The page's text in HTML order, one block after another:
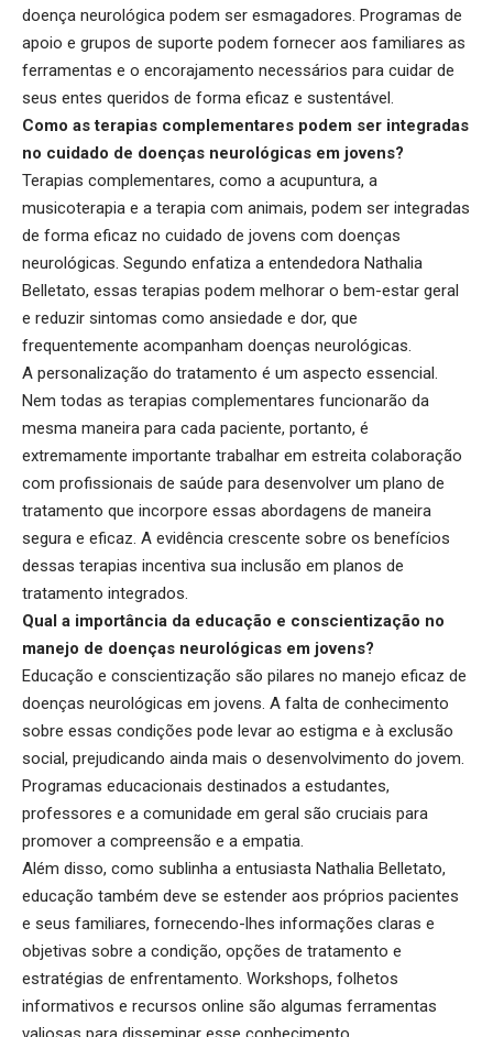
doença neurológica podem ser esmagadores. Programas de
apoio e grupos de suporte podem fornecer aos familiares as
ferramentas e o encorajamento necessários para cuidar de
seus entes queridos de forma eficaz e sustentável.
Como as terapias complementares podem ser integradas
no cuidado de doenças neurológicas em jovens?
Terapias complementares, como a acupuntura, a
musicoterapia e a terapia com animais, podem ser integradas
de forma eficaz no cuidado de jovens com doenças
neurológicas. Segundo enfatiza a entendedora Nathalia
Belletato, essas terapias podem melhorar o bem-estar geral
e reduzir sintomas como ansiedade e dor, que
frequentemente acompanham doenças neurológicas.
A personalização do tratamento é um aspecto essencial.
Nem todas as terapias complementares funcionarão da
mesma maneira para cada paciente, portanto, é
extremamente importante trabalhar em estreita colaboração
com profissionais de saúde para desenvolver um plano de
tratamento que incorpore essas abordagens de maneira
segura e eficaz. A evidência crescente sobre os benefícios
dessas terapias incentiva sua inclusão em planos de
tratamento integrados.
Qual a importância da educação e conscientização no
manejo de doenças neurológicas em jovens?
Educação e conscientização são pilares no manejo eficaz de
doenças neurológicas em jovens. A falta de conhecimento
sobre essas condições pode levar ao estigma e à exclusão
social, prejudicando ainda mais o desenvolvimento do jovem.
Programas educacionais destinados a estudantes,
professores e a comunidade em geral são cruciais para
promover a compreensão e a empatia.
Além disso, como sublinha a entusiasta Nathalia Belletato,
educação também deve se estender aos próprios pacientes
e seus familiares, fornecendo-lhes informações claras e
objetivas sobre a condição, opções de tratamento e
estratégias de enfrentamento. Workshops, folhetos
informativos e recursos online são algumas ferramentas